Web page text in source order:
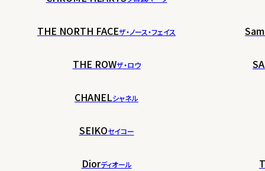
THE NORTH FACEザ・ノース・フェイス
THE ROWザ・ロウ
CHANELシャネル
SEIKOセイコー
Diorディオール